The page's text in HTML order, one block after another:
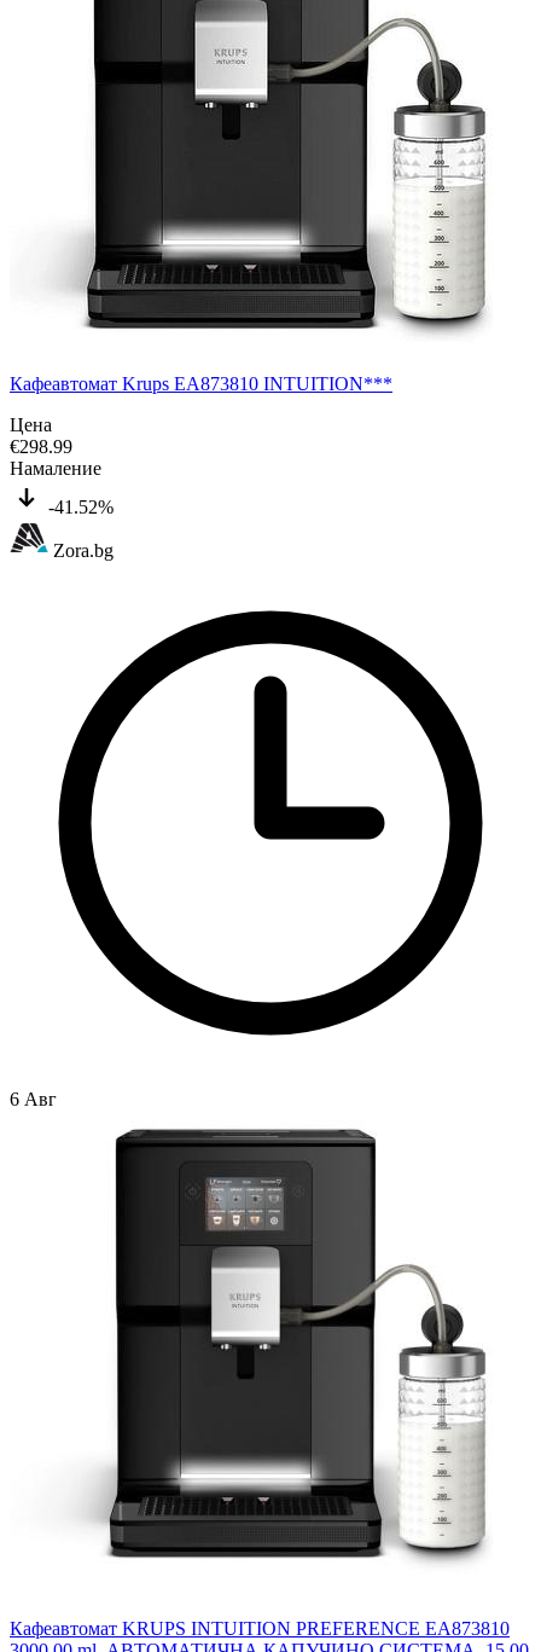
Кафеавтомат Krups EA873810 INTUITION***
Цена
€298.99
Намаление
-41.52%
Zora.bg
6 Авг
Кафеавтомат KRUPS INTUITION PREFERENCE EA873810